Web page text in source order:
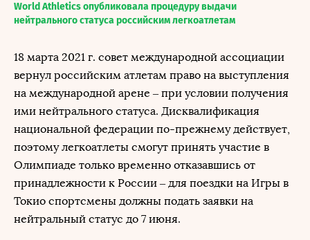
World Athletics опубликовала процедуру выдачи
нейтрального статуса российским легкоатлетам
18 марта 2021 г. совет международной ассоциации
вернул российским атлетам право на выступления
на международной арене – при условии получения
ими нейтрального статуса. Дисквалификация
национальной федерации по-прежнему действует,
поэтому легкоатлеты смогут принять участие в
Олимпиаде только временно отказавшись от
принадлежности к России – для поездки на Игры в
Токио спортсмены должны подать заявки на
нейтральный статус до 7 июня.